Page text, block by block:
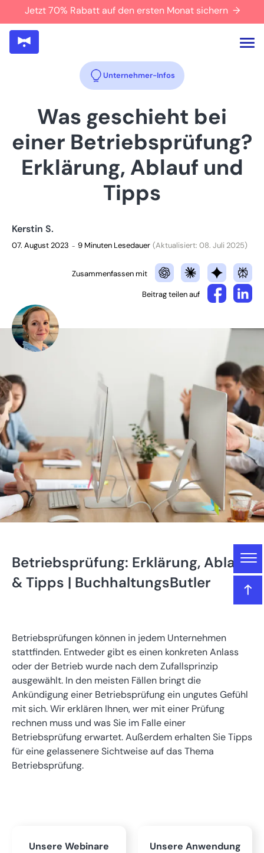
Jetzt 70% Rabatt auf den ersten Monat sichern →
Unternehmer-Infos
Was geschieht bei
einer Betriebsprüfung?
Erklärung, Ablauf und
Tipps
Kerstin S.
07. August 2023 – 9 Minuten Lesedauer (Aktualisiert: 08. Juli 2025)
Zusammenfassen mit
Beitrag teilen auf
Gliederung
Betriebsprüfung: Erklärung, Ablauf & Tipps |
BuchhaltungsButler
Was ist eine Betriebsprüfung?
Welche Unternehmen werden geprüft?
So läuft eine Betriebsprüfung ab
Tipps für eine entspannte Betriebsprüfung
Betriebsprüfung: Erklärung, Ablauf
& Tipps | BuchhaltungsButler
Betriebsprüfungen können in jedem Unternehmen
stattfinden. Entweder gibt es einen konkreten Anlass
oder der Betrieb wurde nach dem Zufallsprinzip
ausgewählt. In den meisten Fällen bringt die
Ankündigung einer Betriebsprüfung ein ungutes Gefühl
mit sich. Wir erklären Ihnen, wer mit einer Prüfung
rechnen muss und was Sie im Falle einer
Betriebsprüfung erwartet. Außerdem erhalten Sie Tipps
für eine gelassenere Sichtweise auf das Thema
Betriebsprüfung.
Unsere Webinare Unsere Anwendung